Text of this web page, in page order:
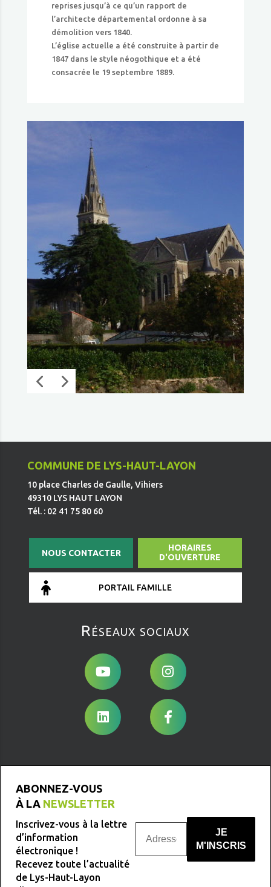
reprises jusqu’à ce qu’un rapport de
l’architecte départemental ordonne à sa
démolition vers 1840.
L’église actuelle a été construite à partir de
1847 dans le style néogothique et a été
consacrée le 19 septembre 1889.
COMMUNE DE LYS-HAUT-LAYON
10 place Charles de Gaulle, Vihiers
49310 LYS HAUT LAYON
Tél. : 02 41 75 80 60
NOUS CONTACTER
HORAIRES
D'OUVERTURE
PORTAIL FAMILLE
Réseaux sociaux
ABONNEZ-VOUS
À LA NEWSLETTER
Inscrivez-vous à la lettre
d’information
électronique !
Recevez toute l’actualité
de Lys-Haut-Layon